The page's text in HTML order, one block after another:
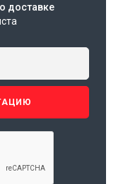
доставке